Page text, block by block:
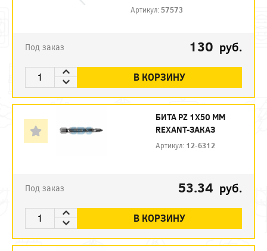
Артикул: 57573
Под заказ 130 руб.
В КОРЗИНУ
БИТА PZ 1X50 ММ
REXANT-ЗАКАЗ
Артикул: 12-6312
Под заказ 53.34 руб.
В КОРЗИНУ